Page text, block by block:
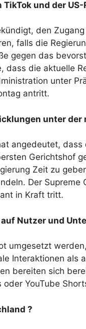
TikTok und der
den
falls die
gegen das
dass die aktuelle
unter
antritt.
unter der
angedeutet,
Gerichtshof
Zeit zu
Der
in Kraft tritt.
Nutzer und
umgesetzt
Interaktionen als
bereiten sich
oder YouTube
?